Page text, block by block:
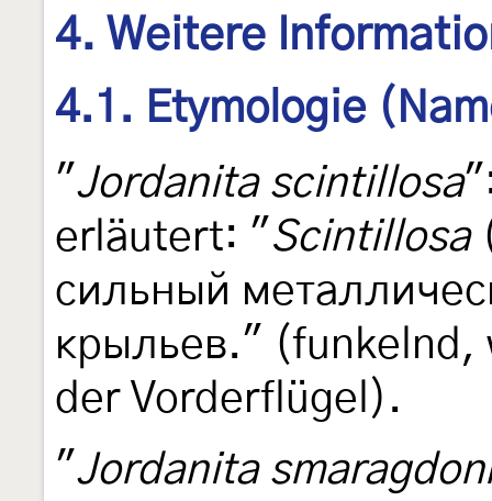
4. Weitere
4.1. Etymologie
"Jordanita scintillosa
erläutert: "Scintillosa
сильный
крыльев." (funkelnd,
der Vorderflügel).
"Jordanita